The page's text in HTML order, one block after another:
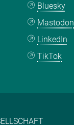
Bluesky
Mastodon
LinkedIn
TikTok